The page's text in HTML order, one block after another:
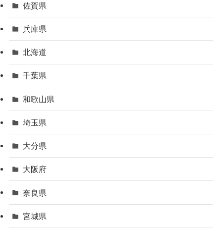
佐賀県
兵庫県
北海道
千葉県
和歌山県
埼玉県
大分県
大阪府
奈良県
宮城県